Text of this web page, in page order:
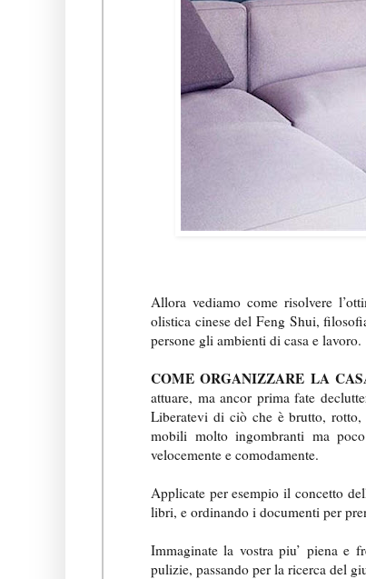
Allora vediamo come risolvere
olistica cinese del Feng Shui,
persone gli ambienti di casa e lavoro.
COME ORGANIZZARE LA
attuare, ma ancor prima fate
Liberatevi di ciò che è brutto,
mobili molto ingombranti ma
velocemente e comodamente.
Applicate per esempio il concetto
libri, e ordinando i documenti per
Immaginate la vostra piu’ piena e
pulizie, passando per la ricerca del